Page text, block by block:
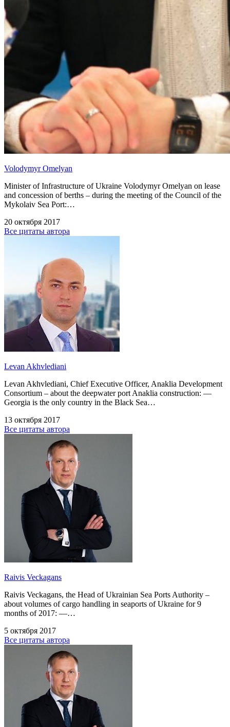
Volodymyr Omelyan
Minister of Infrastructure of Ukraine Volodymyr Omelyan on lease
and concession of berths – during the meeting of the Council of the
Mykolaiv Sea Port:…
20 октября 2017
Все цитаты автора
Levan Akhvlediani
Levan Akhvlediani, Chief Executive Officer, Anaklia Development
Consortium – about the deepwater port Anaklia construction: —
Georgia is the only country in the Black Sea…
13 октября 2017
Все цитаты автора
Raivis Veckagans
Raivis Veckagans, the Head of Ukrainian Sea Ports Authority –
about volumes of cargo handling in seaports of Ukraine for 9
months of 2017: —…
5 октября 2017
Все цитаты автора